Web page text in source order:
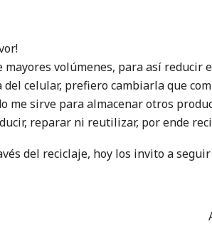
mayores volúmenes, para así reducir
del celular, prefiero cambiarla que
me sirve para almacenar otros
reparar ni reutilizar, por ende
del reciclaje, hoy los invito a